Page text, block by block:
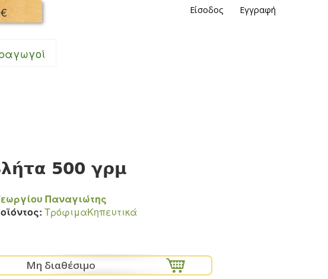
Είσοδος Εγγραφή
500 γρμ
Παναγιώτης
ΤρόφιμαΚηπευτικά